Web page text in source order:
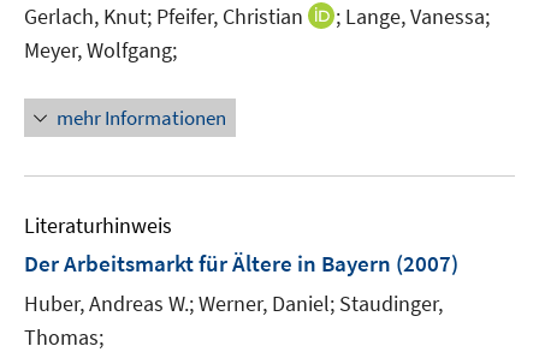
Gerlach, Knut; Pfeifer, Christian
I
n
s
; Lange, Vanessa;
Meyer, Wolfgang;
mehr Informationen
Literaturhinweis
Der Arbeitsmarkt für Ältere in Bayern (2007)
Huber, Andreas W.;Werner, Daniel; Staudinger,
Thomas;